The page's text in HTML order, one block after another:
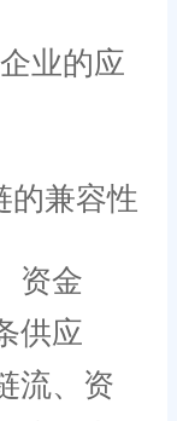
兼容性
资金
供应
流、资